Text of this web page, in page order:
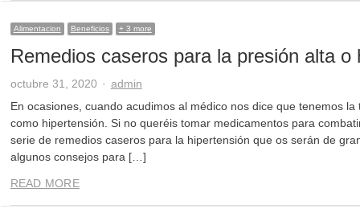
Alimentacion Beneficios + 3 more
Remedios caseros para la presión alta o
octubre 31, 2020 Author
admin
En ocasiones, cuando acudimos al médico nos dice que tenemos
como hipertensión. Si no queréis tomar medicamentos para
serie de remedios caseros para la hipertensión que os serán de
algunos consejos para […]
READ MORE